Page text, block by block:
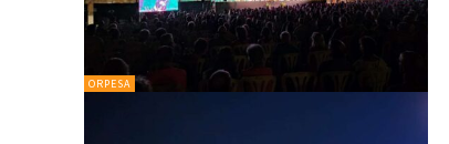
ORPESA